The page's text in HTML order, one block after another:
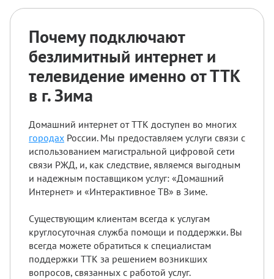
Почему подключают
безлимитный интернет и
телевидение именно от ТТК
в г. Зима
Домашний интернет от ТТК доступен во многих
городах России. Мы предоставляем услуги связи с
использованием магистральной цифровой сети
связи РЖД, и, как следствие, являемся выгодным
и надежным поставщиком услуг: «Домашний
Интернет» и «Интерактивное ТВ» в Зиме.
Существующим клиентам всегда к услугам
круглосуточная служба помощи и поддержки. Вы
всегда можете обратиться к специалистам
поддержки ТТК за решением возникших
вопросов, связанных с работой услуг.